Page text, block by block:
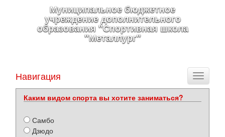
Муниципальное бюджетное
учреждение дополнительного
образования "Спортивная школа
"Металлург"
Toggle
Навигация
Каким видом спорта вы хотите заниматься?
Самбо
Дзюдо